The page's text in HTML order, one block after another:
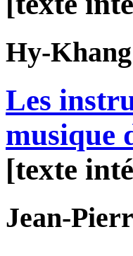
Hy-Khang
Les
musique
[texte
Jean-